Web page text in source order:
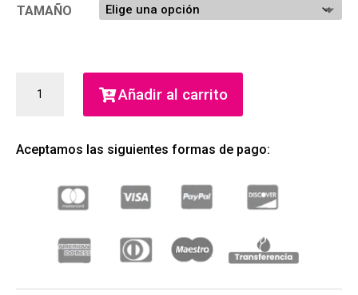
TAMAÑO
SPIRIT
BRAVE
(DIESEL)
(HOMBRE)
Añadir al carrito
Aceptamos las siguientes formas de pago: